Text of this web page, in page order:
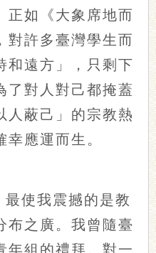
正如《大象席地而
對許多臺灣學生而
和遠方」，只剩下
了對人對己都掩蓋
人蔽己」的宗教熱
應運而生。
使我震撼的是教
布之廣。我曾隨臺
年組的禮拜。對一